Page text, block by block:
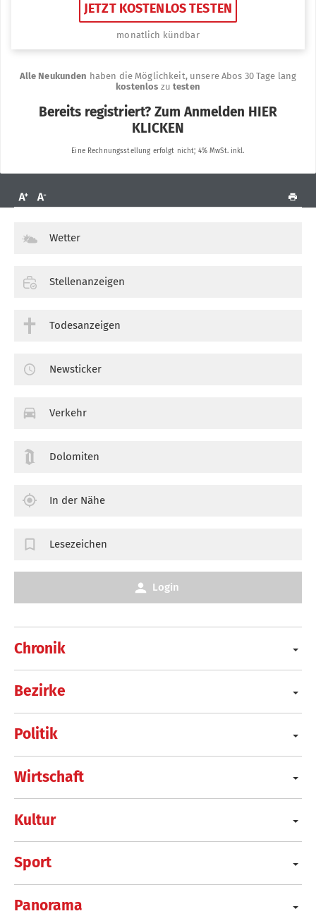
Chronik
Bezirke
Politik
Wirtschaft
Kultur
Sport
Panorama
Wetter
Stellenanzeigen
Todesanzeigen
Newsticker
Verkehr
Dolomiten
In der Nähe
Lesezeichen
Login